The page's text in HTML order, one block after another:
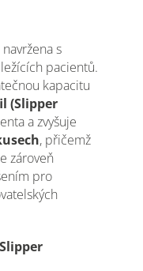
navržena s
ležících pacientů.
kapacitu
(Slipper
a zvyšuje
, přičemž
zároveň
pro